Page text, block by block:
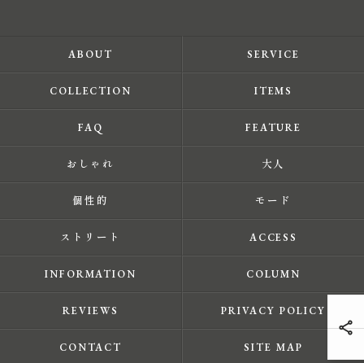
ABOUT SERVICE
COLLECTION ITEMS
FAQ FEATURE
おしゃれ 大人
個性的 モード
ストリート ACCESS
INFORMATION COLUMN
REVIEWS PRIVACY POLICY
CONTACT SITE MAP